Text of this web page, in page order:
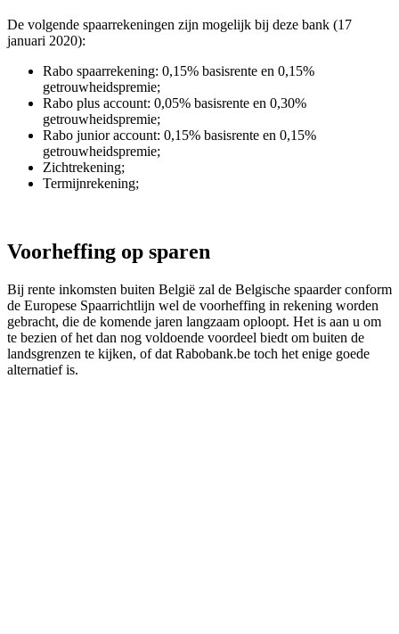
De volgende spaarrekeningen zijn mogelijk bij deze bank (17
januari 2020):
Rabo spaarrekening: 0,15% basisrente en 0,15%
getrouwheidspremie;
Rabo plus account: 0,05% basisrente en 0,30%
getrouwheidspremie;
Rabo junior account: 0,15% basisrente en 0,15%
getrouwheidspremie;
Zichtrekening;
Termijnrekening;
Voorheffing op sparen
Bij rente inkomsten buiten België zal de Belgische spaarder conform
de Europese Spaarrichtlijn wel de voorheffing in rekening worden
gebracht, die de komende jaren langzaam oploopt. Het is aan u om
te bezien of het dan nog voldoende voordeel biedt om buiten de
landsgrenzen te kijken, of dat Rabobank.be toch het enige goede
alternatief is.